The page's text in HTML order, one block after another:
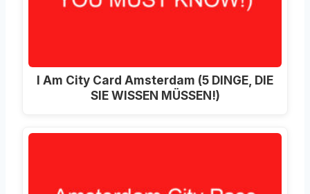
I Am City Card Amsterdam (5 DINGE, DIE
SIE WISSEN MÜSSEN!)